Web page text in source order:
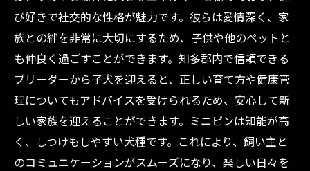
び好きで社交的な性格が魅力です。彼らは愛情深く、家
族との絆を非常に大切にするため、子供や他のペットと
も仲良く過ごすことができます。知多郡内で信頼できる
ブリーダーから子犬を迎えると、正しい育て方や健康管
理についてもアドバイスを受けられるため、安心して新
しい家族を迎えることができます。ミニピンは知能が高
く、しつけもしやすい犬種です。これにより、飼い主と
のコミュニケーションがスムーズになり、楽しい日々を